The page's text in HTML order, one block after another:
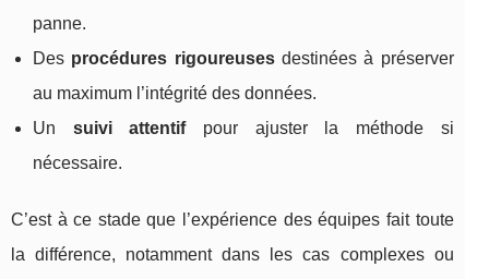
panne.
Des procédures rigoureusesdestinées à préserver
au maximum l’intégrité des données.
Un suivi attentifpour ajuster la méthode si
nécessaire.
C’est à ce stade que l’expérience des équipes fait toute
la différence, notamment dans les cas complexes ou